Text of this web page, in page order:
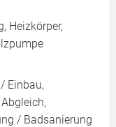
Heizkörper,
Einbau,
/ Badsanierung